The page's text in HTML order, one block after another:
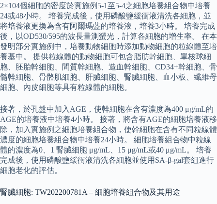
2×104個細胞的密度於實施例5-1至5-4之細胞培養組合物中培養
24或48小時。 培養完成後，使用磷酸鹽緩衝液清洗各細胞，並
將培養液更換為含有阿爾瑪藍的培養液，培養3小時。 培養完成
後，以OD530/595的波長量測螢光，計算各細胞的增生率。 在本
發明部分實施例中，培養動物細胞時添加動物細胞的粒線體至培
養基中。 提供粒線體的動物細胞可包含脂肪幹細胞、單核球細
胞、胚胎幹細胞、間質幹細胞、造血幹細胞、CD34+幹細胞、骨
髓幹細胞、骨骼肌細胞、肝臟細胞、腎臟細胞、血小板、纖維母
細胞、內皮細胞等具有粒線體的細胞。
接著，於孔盤中加入AGE，使幹細胞在含有濃度為400 μg/mL的
AGE的培養液中培養4小時。 接著，將含有AGE的細胞培養液移
除，加入實施例之細胞培養組合物，使幹細胞在含有不同粒線體
濃度的細胞培養組合物中培養24小時。 細胞培養組合物中粒線
體的濃度為0、1 腎臟細胞 μg/mL、15 μg/mL或40 μg/mL。 培養
完成後，使用磷酸鹽緩衝液清洗各細胞並使用SA-β-gal套組進行
細胞老化的評估。
腎臟細胞: TW202200781A – 細胞培養組合物及其用途